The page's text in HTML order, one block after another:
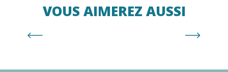
VOUS AIMEREZ AUSSI